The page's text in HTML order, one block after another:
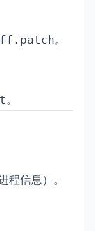
。
。
程信息）。